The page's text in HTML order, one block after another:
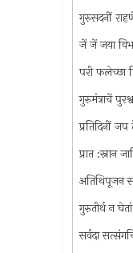
गुरुसदनीं
जें जें जया
परी फलेच्छा
गुरुमंत्राचें
प्रतिदिनीं
प्रात :स्नान
अतिथिपूजन
गुरुतीर्थ न
सर्वदा